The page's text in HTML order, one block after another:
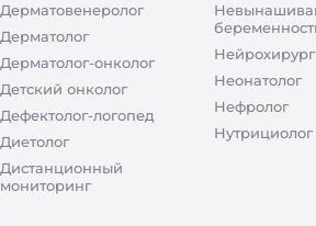
Дерматовенеролог
Дерматолог
Дерматолог-онколог
Детский онколог
Дефектолог-логопед
Диетолог
Дистанционный
мониторинг
Нейрохирург
Неонатолог
Нефролог
Нутрициолог